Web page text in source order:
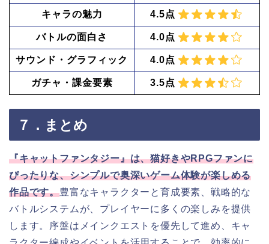
キャラの魅力 4.5点
バトルの面白さ 4.0点
サウンド・グラフィック 4.0点
ガチャ・課金要素 3.5点
７．まとめ
『キャットファンタジー』は、猫好きやRPGファンに
ぴったりな、シンプルで奥深いゲーム体験が楽しめる
作品です。豊富なキャラクターと育成要素、戦略的な
バトルシステムが、プレイヤーに多くの楽しみを提供
します。序盤はメインクエストを優先して進め、キャ